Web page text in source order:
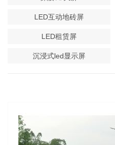
LED互动地砖屏
LED租赁屏
沉浸式led显示屏